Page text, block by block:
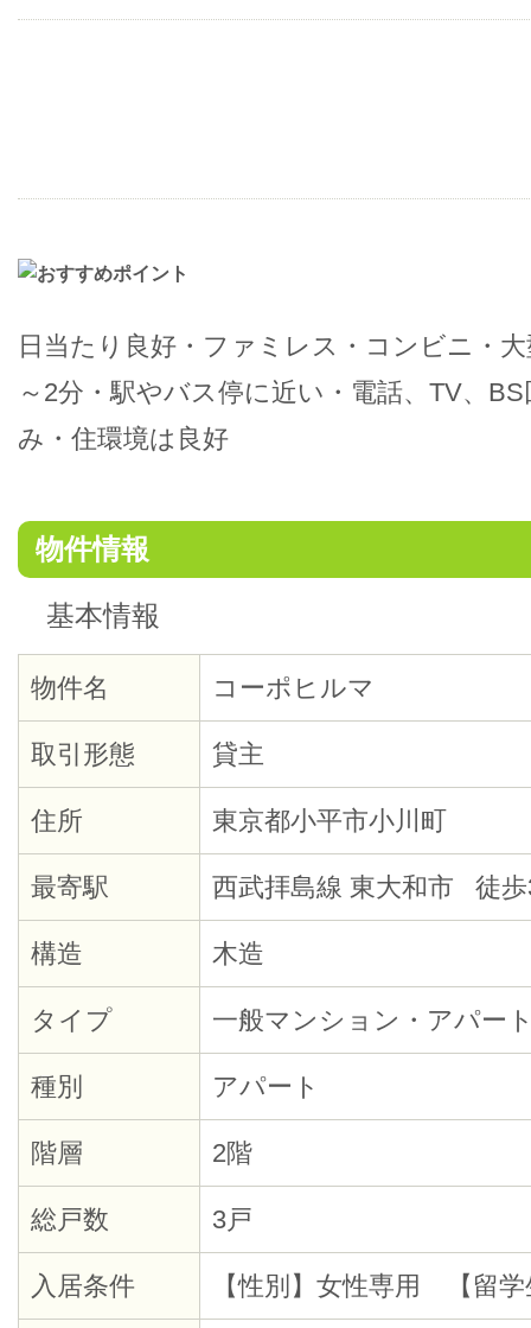
日当たり良好・ファミレス・コンビニ・
～2分・駅やバス停に近い・電話、TV、
み・住環境は良好
物件情報
基本情報
物件名 コーポヒルマ
取引形態 貸主
住所 東京都小平市小川町
最寄駅 西武拝島線 東大和市 徒
構造 木造
タイプ 一般マンション・アパー
種別 アパート
階層 2階
総戸数 3戸
入居条件 【性別】女性専用 【留